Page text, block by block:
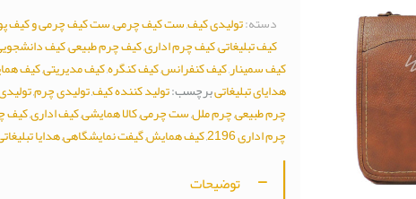
دسته:تولیدی کیف,ست کیف چرمی,ست کیف چرمی و کیف
کیف تبلیغاتی,کیف چرم اداری,کیف چرم طبیعی,کیف
کیف سمینار,کیف کنفرانس,کیف کنگره,کیف مدیریتی,کیف
هدایای تبلیغاتیبرچسب:تولید کننده کیف,تولیدی چرم,
چرم طبیعی,چرم ملل,ست چرمی,کالا همایشی,کیف اداری,کیف
چرم اداری 2196
,کیف همایش,گیفت نمایشگاهی,هدایا
توضیحات